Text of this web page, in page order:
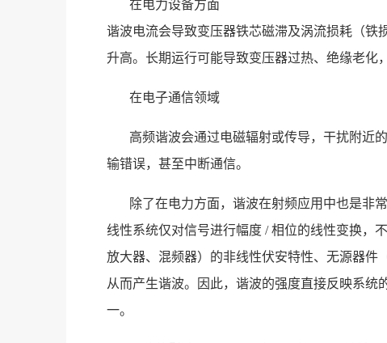
在电力设备方面
谐波电流会导致变压器铁芯磁滞及涡流损耗（铁
升高。长期运行可能导致变压器过热、绝缘老化
在电子通信领域
高频谐波会通过电磁辐射或传导，干扰附近
输错误，甚至中断通信。
除了在电力方面，谐波在射频应用中也是非
线性系统仅对信号进行幅度 / 相位的线性变换，
放大器、混频器）的非线性伏安特性、无源器件
从而产生谐波。因此，谐波的强度直接反映系统
一。